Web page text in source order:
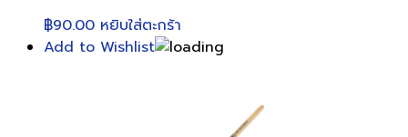
฿90.00 หยิบใส่ตะกร้า
Add to Wishlist